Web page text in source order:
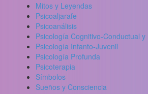
Mitos y Leyendas
Psicoaljarafe
Psicoanálisis
Psicología Cognitivo-Conductual y
Psicología Infanto-Juvenil
Psicología Profunda
Psicoterapia
Símbolos
Sueños y Consciencia